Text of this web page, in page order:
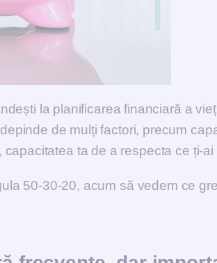
la planificarea financiară a
de mulți factori, precum
ta de a respecta ce ți-ai
50-30-20, acum să vedem ce